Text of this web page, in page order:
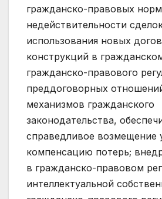
гражданско-правовых
недействительности
использования новых
конструкций в
гражданско-правового
преддоговорных
механизмов гражданского
законодательства,
справедливое возмещение
компенсацию потерь;
в гражданско-правовом
интеллектуальной